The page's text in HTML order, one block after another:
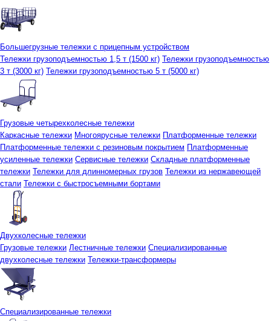
Большегрузные тележки с прицепным устройством
Тележки грузоподъемностью 1,5 т (1500 кг) Тележки грузоподъемностью
3 т (3000 кг) Тележки грузоподъемностью 5 т (5000 кг)
Грузовые четырехколесные тележки
Каркасные тележки Многоярусные тележки Платформенные тележки
Платформенные тележки с резиновым покрытием Платформенные
усиленные тележки Сервисные тележки Складные платформенные
тележки Тележки для длинномерных грузов Тележки из нержавеющей
стали Тележки с быстросъемными бортами
Двухколесные тележки
Грузовые тележки Лестничные тележки Специализированные
двухколесные тележки Тележки-трансформеры
Специализированные тележки